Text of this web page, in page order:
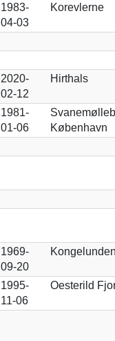
1983-
04-03
Korevlerne
2020-
02-12
Hirthals
1981-
01-06
København
1969-
09-20
1995-
11-06
Oesterild